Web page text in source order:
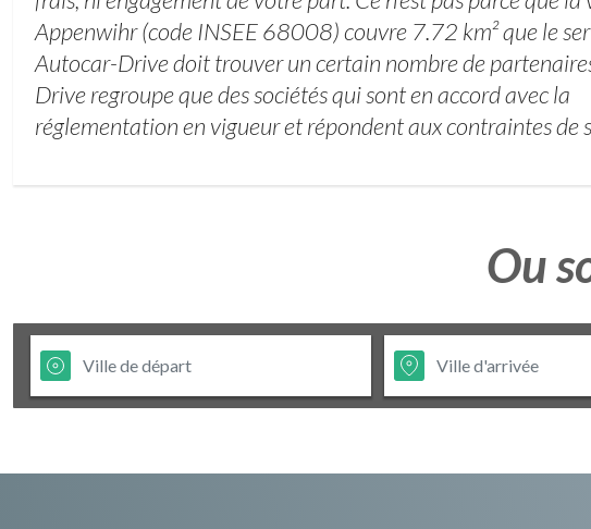
Appenwihr (code INSEE 68008) couvre 7.72 km² que le
Autocar-Drive doit trouver un certain nombre de
Drive regroupe que des sociétés qui sont en accord avec la
réglementation en vigueur et répondent aux contraintes de
Ou